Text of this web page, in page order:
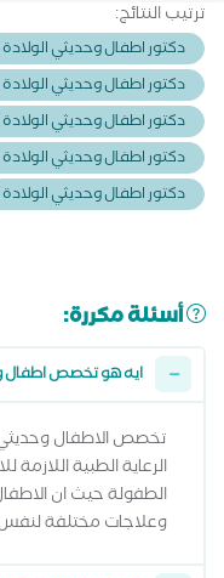
ترتيب النتائج:
دكتور اطفال وحديثي الولادة
دكتور اطفال وحديثي الولادة
دكتور اطفال وحديثي
دكتور اطفال وحديثي
دكتور اطفال وحديثي
أسئلة مكررة:
ايه هو تخصص اطفال
تخصص الاطفال
الرعاية الطبية
الطفولة حيث ان
وعلاجات مختلفة لنفس